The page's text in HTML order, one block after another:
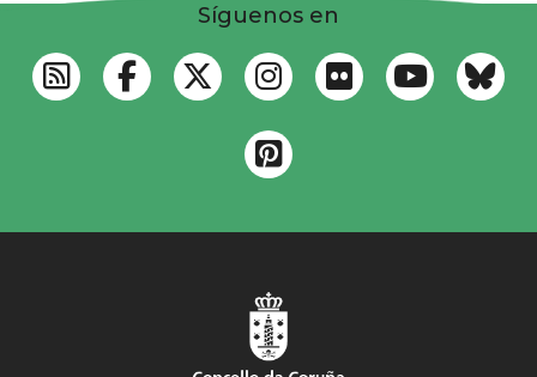
Síguenos en